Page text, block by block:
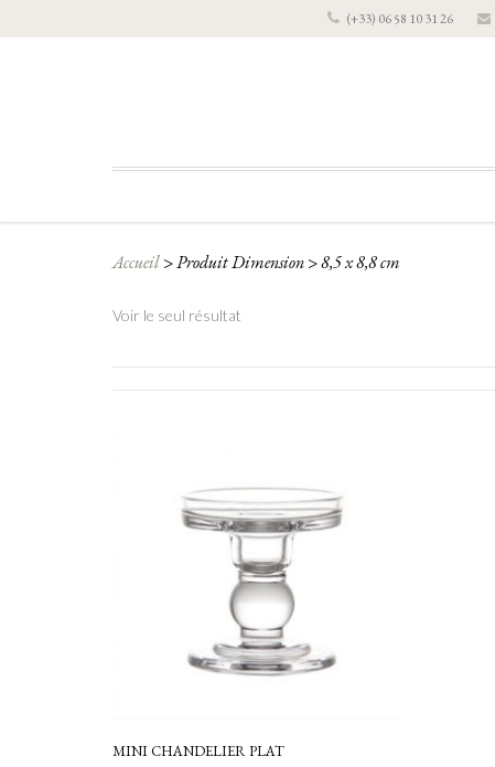
(+33) 06 58 10 31 26
Accueil>Produit Dimension>8,5 x 8,8 cm
Voir le seul résultat
MINI CHANDELIER PLAT